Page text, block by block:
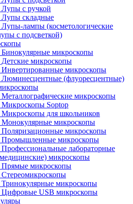
Лупы с ручкой
Лупы складные
Лупы-лампы (косметологические
с подсветкой)
Бинокулярные микроскопы
Детские микроскопы
Инвертированные микроскопы
Люминесцентные (флуоресцентные)
Металлографические микроскопы
Микроскопы Soptop
Микроскопы для школьников
Монокулярные микроскопы
Поляризационные микроскопы
Промышленные микроскопы
Профессиональные лабораторные
микроскопы
Прямые микроскопы
Стереомикроскопы
Тринокулярные микроскопы
Цифровые USB микроскопы